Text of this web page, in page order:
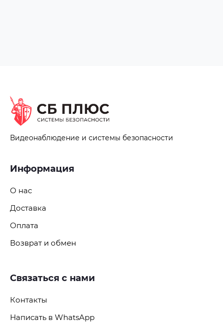
КОЛИЧЕСТВО ВИДЕОВЫХОДОВ
ТИП ВИДЕОВЫХОДА
ТИП УСТАНОВКИ
СМАРТ ФУНКЦИИ
Видеонаблюдение и системы безопасности
Информация
О нас
Доставка
Оплата
Возврат и обмен
Связаться с нами
Контакты
Написать в WhatsApp